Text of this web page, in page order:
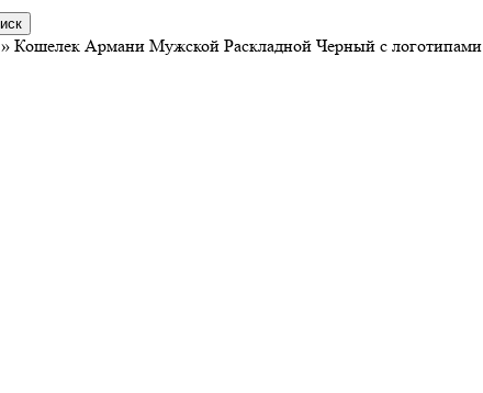
» Кошелек Армани Мужской Раскладной Черный с логотипами